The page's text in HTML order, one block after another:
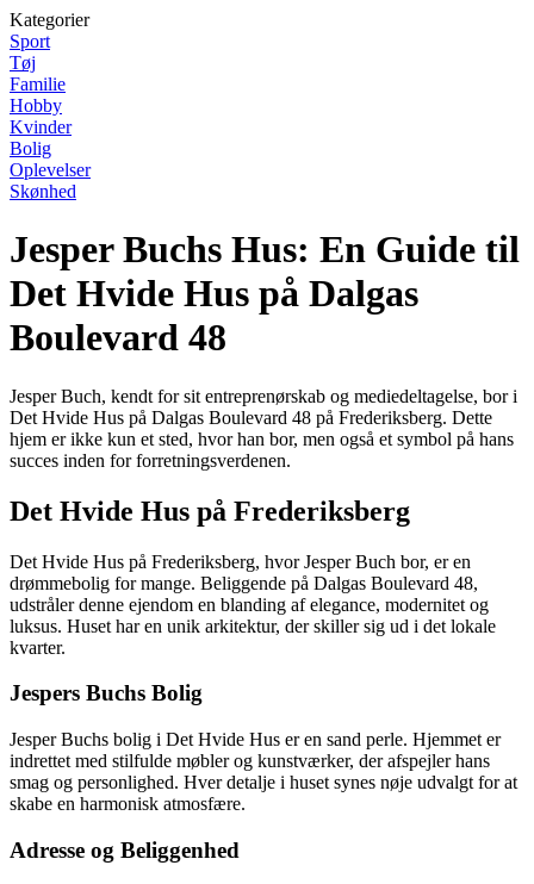
Kategorier
Sport
Tøj
Familie
Hobby
Kvinder
Bolig
Oplevelser
Skønhed
Jesper Buchs Hus: En Guide til
Det Hvide Hus på Dalgas
Boulevard 48
Jesper Buch, kendt for sit entreprenørskab og mediedeltagelse, bor i
Det Hvide Hus på Dalgas Boulevard 48 på Frederiksberg. Dette
hjem er ikke kun et sted, hvor han bor, men også et symbol på hans
succes inden for forretningsverdenen.
Det Hvide Hus på Frederiksberg
Det Hvide Hus på Frederiksberg, hvor Jesper Buch bor, er en
drømmebolig for mange. Beliggende på Dalgas Boulevard 48,
udstråler denne ejendom en blanding af elegance, modernitet og
luksus. Huset har en unik arkitektur, der skiller sig ud i det lokale
kvarter.
Jespers Buchs Bolig
Jesper Buchs bolig i Det Hvide Hus er en sand perle. Hjemmet er
indrettet med stilfulde møbler og kunstværker, der afspejler hans
smag og personlighed. Hver detalje i huset synes nøje udvalgt for at
skabe en harmonisk atmosfære.
Adresse og Beliggenhed